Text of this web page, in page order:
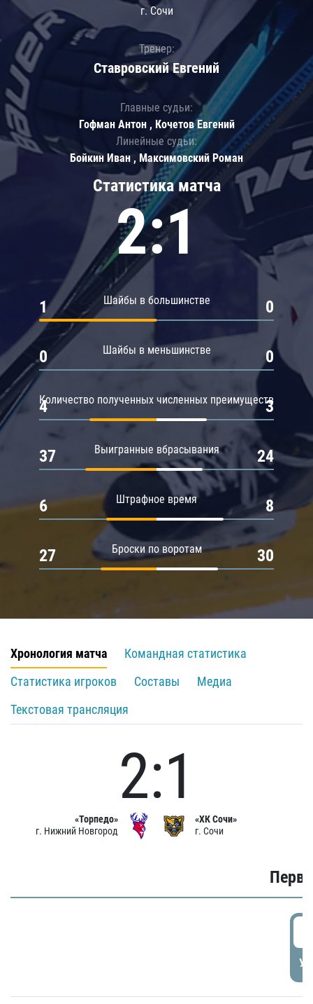
Статистика матча
2:1
Шайбы в большинстве
1 0
Шайбы в меньшинстве
0 0
Количество полученных численных преимуществ
4 3
Выигранные вбрасывания
37 24
Штрафное время
6 8
Броски по воротам
27 30
г. Сочи
Тренер:
Ставровский Евгений
Главные судьи:
Гофман Антон , Кочетов Евгений
Линейные судьи:
Бойкин Иван , Максимовский Роман
Хронология матча
Командная статистика
Статистика игроков
Составы
Медиа
Текстовая трансляция
«Торпедо»
г. Нижний Новгород
2:1
«ХК Сочи»
г. Сочи